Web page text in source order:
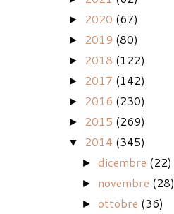
► 2020 (67)
► 2019 (80)
► 2018 (122)
► 2017 (142)
► 2016 (230)
► 2015 (269)
▼ 2014 (345)
►dicembre (22)
► novembre (28)
►ottobre (36)